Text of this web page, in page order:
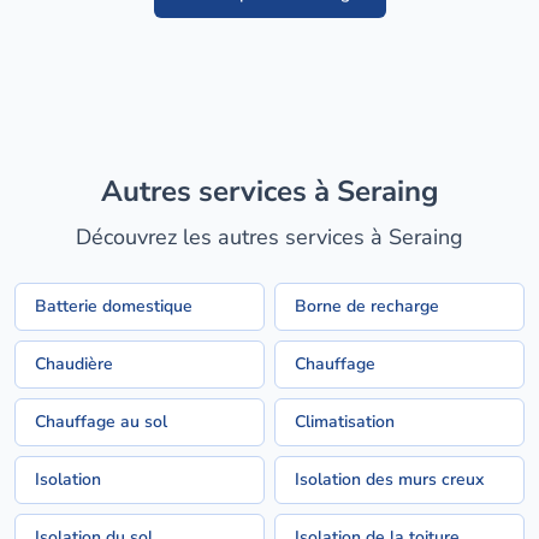
Autres services à Seraing
Découvrez les autres services à Seraing
Batterie domestique Borne de recharge
Chaudière Chauffage
Chauffage au sol Climatisation
Isolation Isolation des murs creux